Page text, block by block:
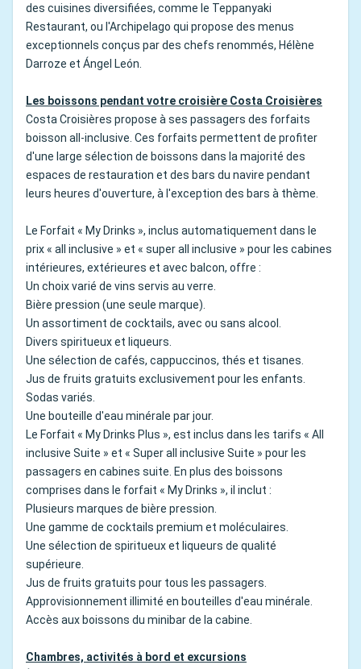
des cuisines diversifiées, comme le Teppanyaki
Restaurant, ou l'Archipelago qui propose des menus
exceptionnels conçus par des chefs renommés, Hélène
Darroze et Ángel León.
Les boissons pendant votre croisière Costa Croisières
Costa Croisières propose à ses passagers des forfaits
boisson all-inclusive. Ces forfaits permettent de profiter
d'une large sélection de boissons dans la majorité des
espaces de restauration et des bars du navire pendant
leurs heures d'ouverture, à l'exception des bars à thème.
Le Forfait « My Drinks », inclus automatiquement dans le
prix « all inclusive » et « super all inclusive » pour les cabines
intérieures, extérieures et avec balcon, offre :
Un choix varié de vins servis au verre.
Bière pression (une seule marque).
Un assortiment de cocktails, avec ou sans alcool.
Divers spiritueux et liqueurs.
Une sélection de cafés, cappuccinos, thés et tisanes.
Jus de fruits gratuits exclusivement pour les enfants.
Sodas variés.
Une bouteille d'eau minérale par jour.
Le Forfait « My Drinks Plus », est inclus dans les tarifs « All
inclusive Suite » et « Super all inclusive Suite » pour les
passagers en cabines suite. En plus des boissons
comprises dans le forfait « My Drinks », il inclut :
Plusieurs marques de bière pression.
Une gamme de cocktails premium et moléculaires.
Une sélection de spiritueux et liqueurs de qualité
supérieure.
Jus de fruits gratuits pour tous les passagers.
Approvisionnement illimité en bouteilles d'eau minérale.
Accès aux boissons du minibar de la cabine.
Chambres, activités à bord et excursions